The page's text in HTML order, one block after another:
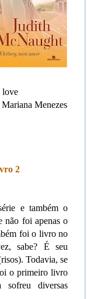
love
Menezes
2
e também o
não foi apenas o
foi o livro no
sabe? É seu
Todavia, se
o primeiro livro
diversas